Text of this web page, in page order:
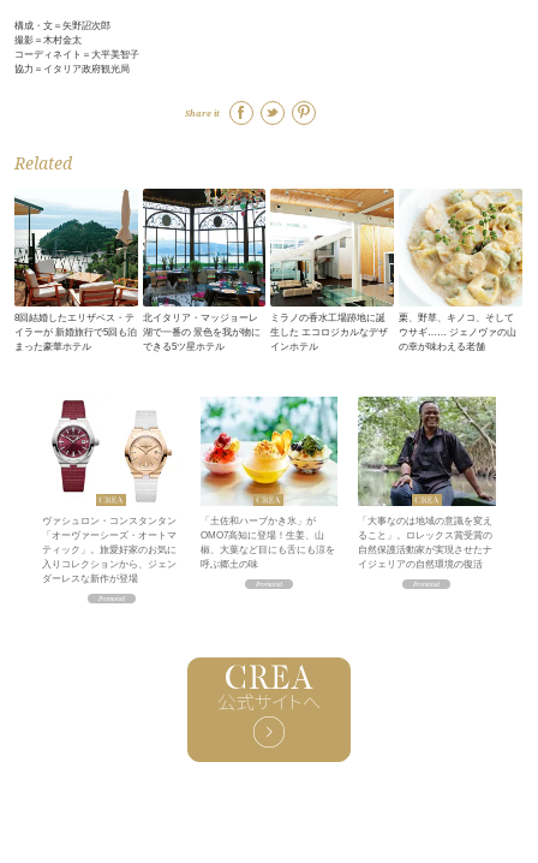
構成・文＝矢野詔次郎
撮影＝木村金太
コーディネイト＝大平美智子
協力＝イタリア政府観光局
Share it
Related
8回結婚したエリザベス・テ
イラーが 新婚旅行で5回も泊
まった豪華ホテル
北イタリア・マッジョーレ
湖で一番の 景色を我が物に
できる5ツ星ホテル
ミラノの香水工場跡地に誕
生した エコロジカルなデザ
インホテル
栗、野草、キノコ、そして
ウサギ…… ジェノヴァの山
の幸が味わえる老舗
ヴァシュロン・コンスタンタン
「オーヴァーシーズ・オートマ
ティック」。旅愛好家のお気に
入りコレクションから、ジェン
ダーレスな新作が登場
「土佐和ハーブかき氷」が
OMO7高知に登場！生姜、山
椒、大葉など目にも舌にも涼を
呼ぶ郷土の味
「大事なのは地域の意識を変え
ること」。ロレックス賞受賞の
自然保護活動家が実現させたナ
イジェリアの自然環境の復活